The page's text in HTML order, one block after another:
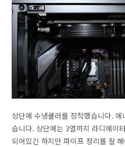
상단에 수냉쿨러를 장착했습니다.
습니다. 상단에는 3열까지 라디에이
되어있긴 하지만 파이프 정리를 잘